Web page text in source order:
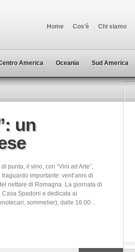
Home Cos’è Chi siamo
America Oceania Sud America
un
punta, il vino, con “Vini ad Arte”,
traguardo importante: vent’anni di
nettare di Romagna. La giornata di
Casa Spadoni e dedicata ai
sommelier), dalle 16.00...